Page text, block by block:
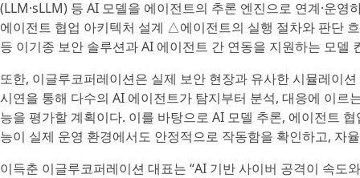
(LLM·sLLM) 등 AI 모델을 에이전트의 추론 엔진으로 연계·운
에이전트 협업 아키텍처 설계 △에이전트의 실행 절차와 판단
등 이기종 보안 솔루션과 AI 에이전트 간 연동을 지원하는 모
또한, 이글루코퍼레이션은 실제 보안 현장과 유사한 시뮬레이
시연을 통해 다수의 AI 에이전트가 탐지부터 분석, 대응에 이
능을 평가할 계획이다. 이를 바탕으로 AI 모델 추론, 에이전트
능이 실제 운영 환경에서도 안정적으로 작동함을 확인하고, 자
이득춘 이글루코퍼레이션 대표는 “AI 기반 사이버 공격이 속